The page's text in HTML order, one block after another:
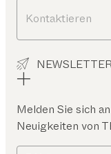
Kontaktieren
Melden Sie sich
Neuigkeiten von